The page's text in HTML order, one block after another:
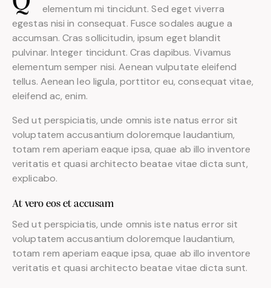
elementum mi tincidunt. Sed eget viverra
egestas nisi in consequat. Fusce sodales augue a
accumsan. Cras sollicitudin, ipsum eget blandit
pulvinar. Integer tincidunt. Cras dapibus. Vivamus
elementum semper nisi. Aenean vulputate eleifend
tellus. Aenean leo ligula, porttitor eu, consequat vitae,
eleifend ac, enim.
Sed ut perspiciatis, unde omnis iste natus error sit
voluptatem accusantium doloremque laudantium,
totam rem aperiam eaque ipsa, quae ab illo inventore
veritatis et quasi architecto beatae vitae dicta sunt,
explicabo.
At vero eos et accusam
Sed ut perspiciatis, unde omnis iste natus error sit
voluptatem accusantium doloremque laudantium,
totam rem aperiam eaque ipsa, quae ab illo inventore
veritatis et quasi architecto beatae vitae dicta sunt.